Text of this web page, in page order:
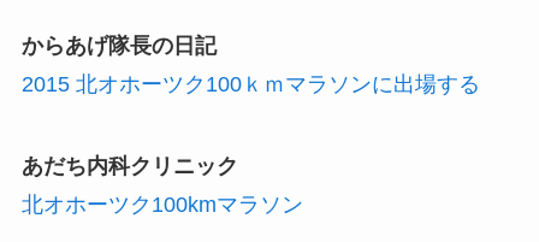
からあげ隊長の日記
2015 北オホーツク100ｋｍマラソンに出場する
あだち内科クリニック
北オホーツク100kmマラソン